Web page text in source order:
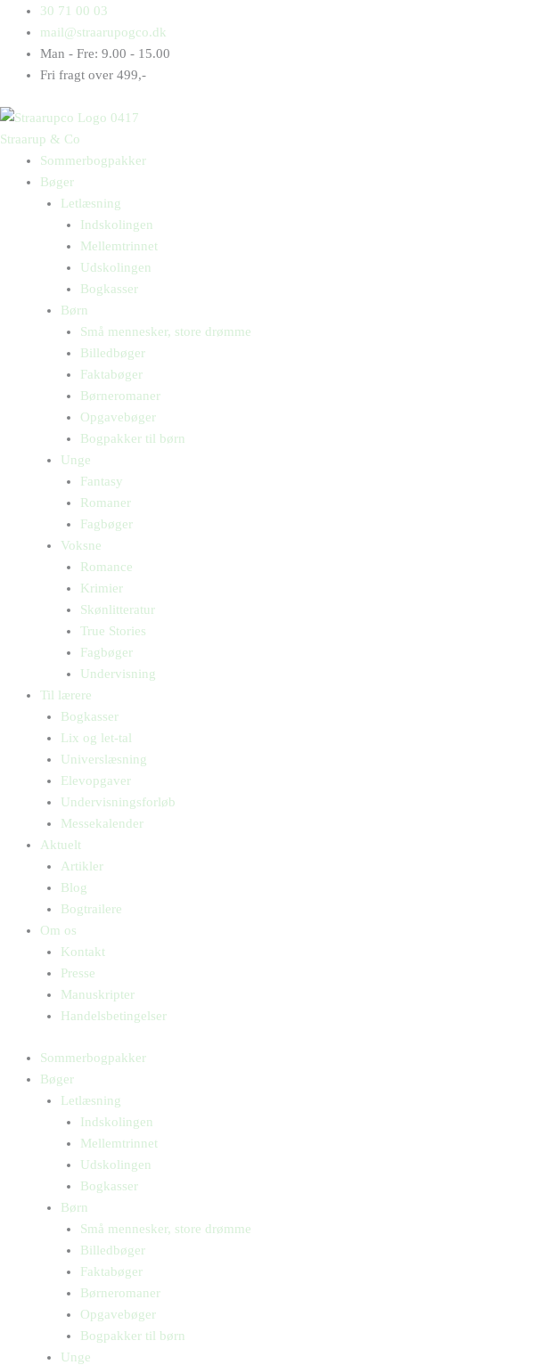
indholdet
30 71 00 03
mail@straarupogco.dk
Man - Fre: 9.00 - 15.00
Fri fragt over 499,-
Straarup & Co
Sommerbogpakker
Bøger
Letlæsning
Indskolingen
Mellemtrinnet
Udskolingen
Bogkasser
Børn
Små mennesker, store drømme
Billedbøger
Faktabøger
Børneromaner
Opgavebøger
Bogpakker til børn
Unge
Fantasy
Romaner
Fagbøger
Voksne
Romance
Krimier
Skønlitteratur
True Stories
Fagbøger
Undervisning
Til lærere
Bogkasser
Lix og let-tal
Universlæsning
Elevopgaver
Undervisningsforløb
Messekalender
Aktuelt
Artikler
Blog
Bogtrailere
Om os
Kontakt
Presse
Manuskripter
Handelsbetingelser
Sommerbogpakker
Bøger
Letlæsning
Indskolingen
Mellemtrinnet
Udskolingen
Bogkasser
Børn
Små mennesker, store drømme
Billedbøger
Faktabøger
Børneromaner
Opgavebøger
Bogpakker til børn
Unge
Products
search
Products
search